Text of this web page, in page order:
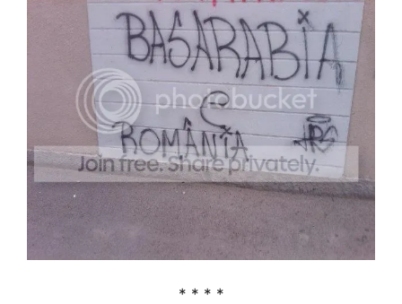
* * * *